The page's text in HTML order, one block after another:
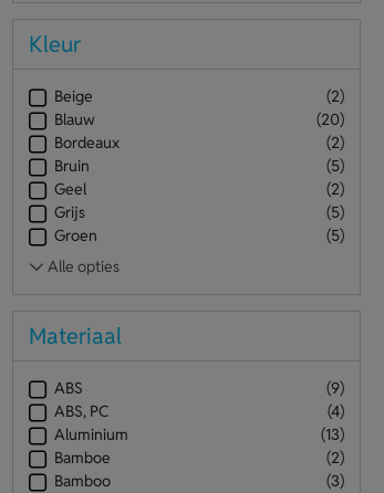
Kleur
Beige
(2)
Blauw
(20)
Bordeaux
(2)
Bruin
(5)
Geel
(2)
Grijs
(5)
Groen
(5)
Materiaal
ABS
(9)
ABS, PC
(4)
Aluminium
(13)
Bamboe
(2)
Bamboo
(3)